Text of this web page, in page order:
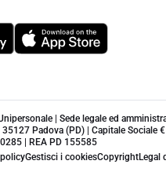
| Sede legale ed
Padova (PD) | Capitale Sociale
| REA PD 155585
Gestisci i cookiesCopyrightLegal